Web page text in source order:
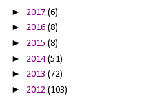
► 2017 (6)
► 2016 (8)
► 2015 (8)
► 2014(51)
► 2013 (72)
► 2012 (103)